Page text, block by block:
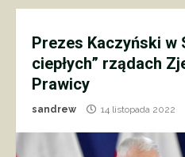
Prezes Kaczyński w
ciepłych” rządach
Prawicy
sandrew 14 listopada 2022